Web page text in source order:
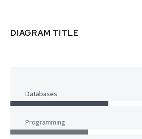
DIAGRAM TITLE
Databases
Programming